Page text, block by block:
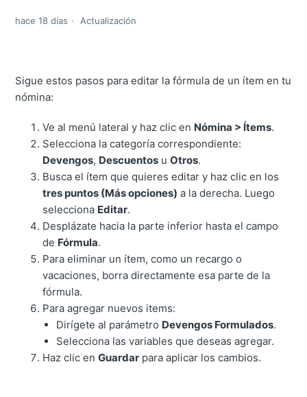
hace 18 días Actualización
Sigue estos pasos para editar la fórmula de un ítem en tu
nómina:
Ve al menú lateral y haz clic en Nómina > Ítems.
Selecciona la categoría correspondiente:
Devengos, Descuentos uOtros.
Busca el ítem que quieres editar y haz clic en los
tres puntos (Más opciones) a la derecha. Luego
selecciona Editar.
Desplázate hacia la parte inferior hasta el campo
de Fórmula.
Para eliminar un ítem, como un recargo o
vacaciones, borra directamente esa parte de la
fórmula.
Para agregar nuevos items:
Dirígete al parámetro Devengos Formulados.
Selecciona las variables que deseas agregar.
Haz clic enGuardar para aplicar los cambios.